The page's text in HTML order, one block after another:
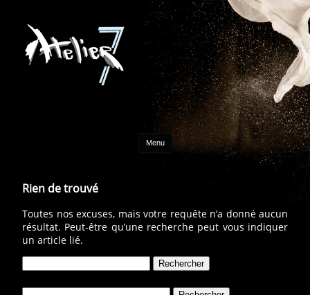
Menu Aller au contenu
Rien de trouvé
Toutes nos excuses, mais votre requête n’a donné aucun
résultat. Peut-être qu’une recherche peut vous indiquer
un article lié.